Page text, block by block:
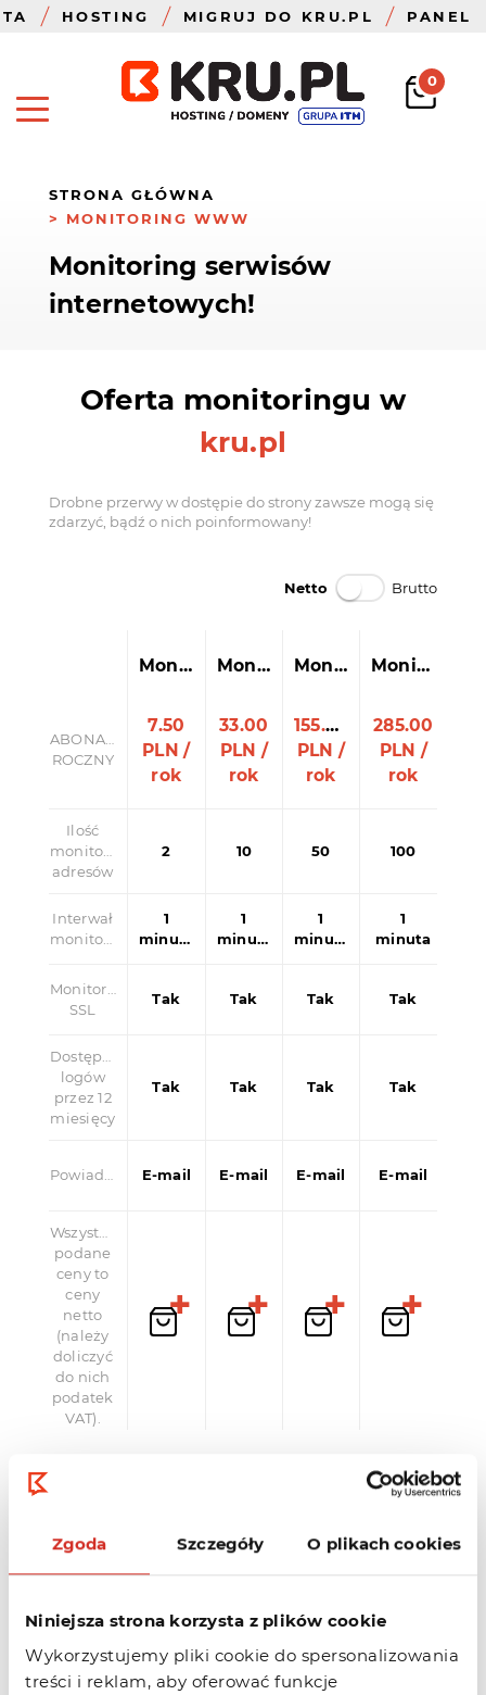
Zgoda Szczegóły O plikach cookies
Niniejsza strona korzysta z plików cookie
Wykorzystujemy pliki cookie do spersonalizowania
treści i reklam, aby oferować funkcje
HOSTING MIGRUJ DO KRU.PL PANEL
0
STRONA GŁÓWNA
MONITORING WWW
Monitoring serwisów
internetowych!
Oferta monitoringu w
kru.pl
Drobne przerwy w dostępie do strony zawsze mogą się
zdarzyć, bądź o nich poinformowany!
Netto Brutto
Monitor 2 Monitor 10 Monitor 50 Monitor
ABONAMENT
ROCZNY
7.50
PLN/
rok
33.00
PLN /
rok
155.00
PLN /
rok
285.00
PLN /
rok
Ilość
monitorowanych
adresów
2 10 50 100
Interwał
monitoringu
1
minuta
1
minuta
1
minuta
1
minuta
Monitoring
SSL
Tak Tak Tak Tak
Dostępność
logów
przez 12
miesięcy
Tak Tak Tak Tak
Powiadomienia E-mail E-mail E-mail E-mail
Wszystkie
podane
ceny to
ceny
netto
(należy
doliczyć
do nich
podatek
VAT).
domeny oferujemy monitoring
PRZEJDŹ DO REJESTRACJI DOMENY